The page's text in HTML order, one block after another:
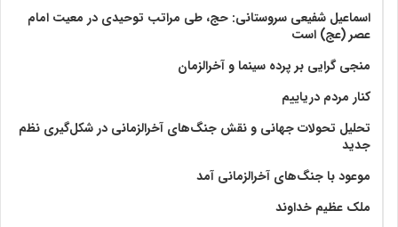
اسماعیل شفیعی سروستانی: حج، طی مراتب توحیدی در معیت امام
عصر (عج) است
منجی گرایی بر پرده سینما و آخرالزمان
کنار مردم دریاییم
تحلیل تحولات جهانی و نقش جنگ‌های آخرالزمانی در شکل‌گیری نظم
جدید
موعود با جنگ‌های آخرالزمانی آمد
ملک عظیم خداوند